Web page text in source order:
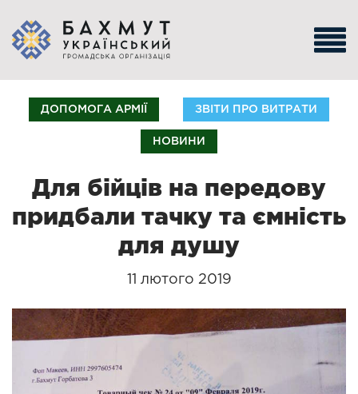
ДОПОМОГА АРМІЇ ЗВІТИ ПРО ВИТРАТИ
НОВИНИ
Для бійців на передову
придбали тачку та ємність
для душу
11 лютого 2019